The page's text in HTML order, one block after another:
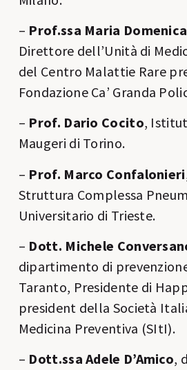
– Prof.ssa Maria
Direttore dell’Unità di
del Centro Malattie Rare
Fondazione Ca’ Granda
– Prof. Dario Cocito,
Maugeri di Torino.
– Prof. Marco Confalonieri
Struttura Complessa
Universitario di Trieste.
– Dott. Michele
dipartimento di
Taranto, Presidente di
president della Società
Medicina Preventiva (SItI).
– Dott.ssa Adele D’Amico,